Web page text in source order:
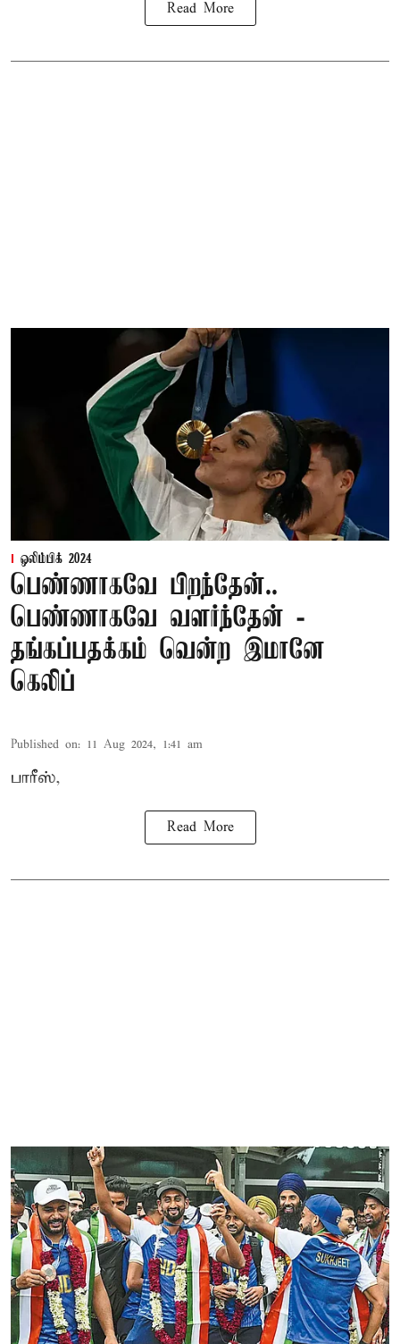
Read More
ஒலிம்பிக் 2024
பெண்ணாகவே பிறந்தேன்..
பெண்ணாகவே வளர்ந்தேன் -
தங்கப்பதக்கம் வென்ற இமானே
கெலிப்
Published on: 11 Aug 2024, 1:41 am
பாரீஸ்,
Read More